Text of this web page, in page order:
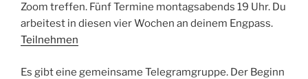
Zoom treffen. Fünf Termine montagsabends 19 Uhr. Du
arbeitest in diesen vier Wochen an deinem Engpass.
Teilnehmen
Es gibt eine gemeinsame Telegramgruppe. Der Beginn